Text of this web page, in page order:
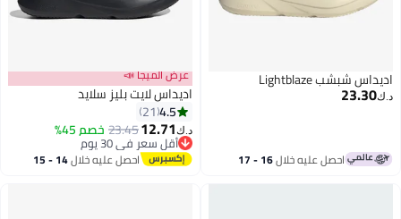
اديداس شبشب Lightblaze
د.ك‏23.30
احصل عليه خلال 16 - 17
3
عرض الميجا 📣
اديداس لايت بليز سلايد
4.5
21
د.ك‏12.71
23.45خصم 45%
أقل سعر في 30 يوم
أقل سعر في 30 يوماحصل عليه خلال 14 - 15